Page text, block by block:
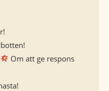
Om att ge respons